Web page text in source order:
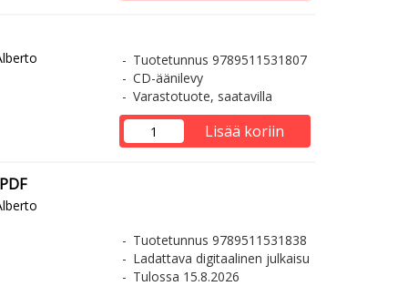
Tuotetunnus 9789511531807
CD-äänilevy
Varastotuote, saatavilla
Lisää koriin
Tuotetunnus 9789511531838
Ladattava digitaalinen julkaisu
Tulossa 15.8.2026